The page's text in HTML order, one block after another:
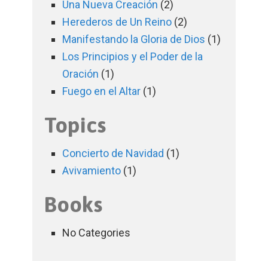
Una Nueva Creación (2)
Herederos de Un Reino (2)
Manifestando la Gloria de Dios (1)
Los Principios y el Poder de la
Oración (1)
Fuego en el Altar (1)
Topics
Concierto de Navidad (1)
Avivamiento (1)
Books
No Categories